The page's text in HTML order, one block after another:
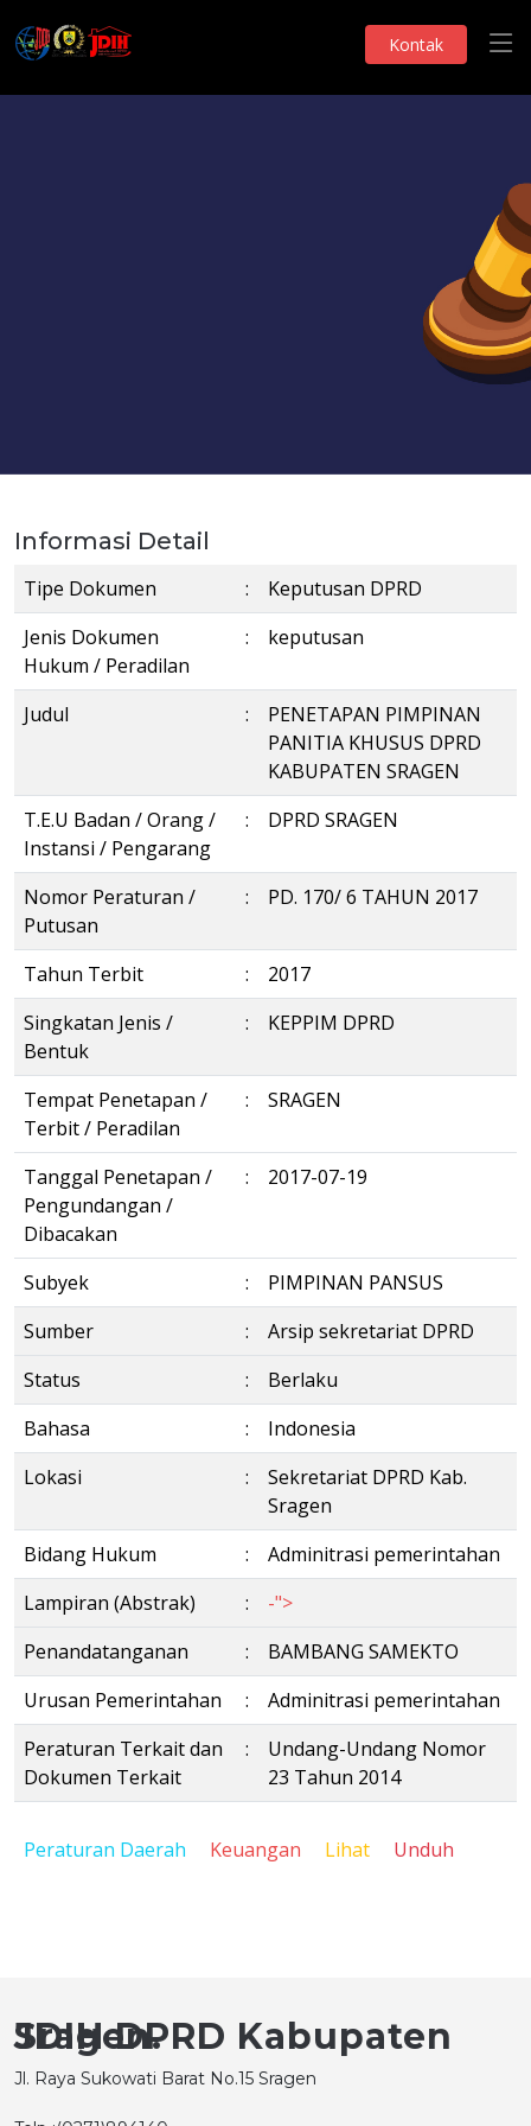
Kontak
Informasi Detail
Tipe Dokumen :
Keputusan DPRD
Jenis Dokumen
Hukum / Peradilan
: keputusan
Judul :
PENETAPAN PIMPINAN
PANITIA KHUSUS DPRD
KABUPATEN SRAGEN
T.E.U Badan / Orang /
Instansi / Pengarang
: DPRD SRAGEN
Nomor Peraturan /
Putusan
: PD. 170/ 6 TAHUN 2017
Tahun Terbit :
2017
Singkatan Jenis /
Bentuk
: KEPPIM DPRD
Tempat Penetapan /
Terbit / Peradilan
: SRAGEN
Tanggal Penetapan /
Pengundangan /
Dibacakan
: 2017-07-19
Subyek :
PIMPINAN PANSUS
Sumber
:
Arsip sekretariat DPRD
Status
:
Berlaku
Bahasa
:
Indonesia
Lokasi
:
Sekretariat DPRD Kab.
Sragen
Bidang Hukum
:
Adminitrasi pemerintahan
Lampiran (Abstrak)
:
-">
Penandatanganan
:
BAMBANG SAMEKTO
Urusan Pemerintahan
:
Adminitrasi pemerintahan
Peraturan Terkait dan
Dokumen Terkait
:
Undang-Undang Nomor
23 Tahun 2014
Peraturan Daerah Keuangan Lihat Unduh
JDIH DPRD Kabupaten Sragen.
Jl. Raya Sukowati Barat No.15 Sragen